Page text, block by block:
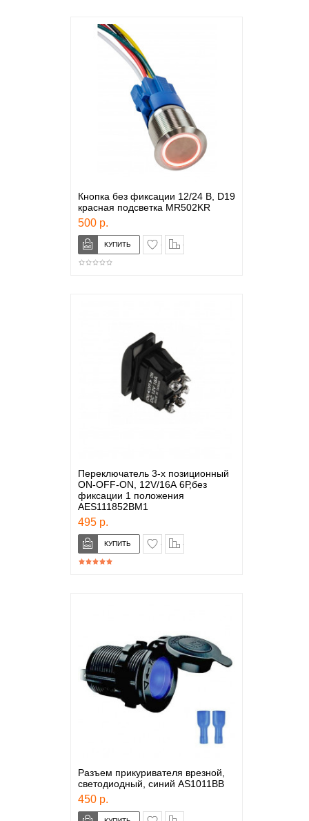
Кнопка без фиксации 12/24 B, D19
красная подсветка MR502KR
500 р.
в закладки
Переключатель 3-х позиционный
ON-OFF-ON, 12V/16А 6Р,без
фиксации 1 положения
AES111852BM1
495 р.
в закладки
Разъем прикуривателя врезной,
светодиодный, синий AS1011BB
450 р.
в закладки